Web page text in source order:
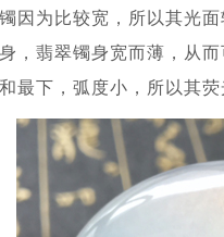
因为比较宽，所以其光
，翡翠镯身宽而薄，从
最下，弧度小，所以其